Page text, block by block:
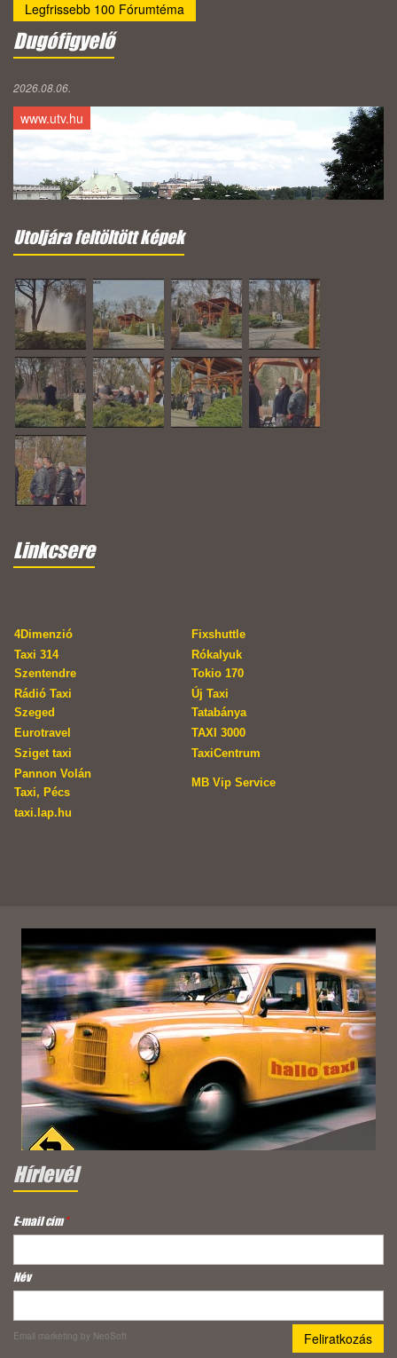
Legfrissebb 100 Fórumtéma
Dugófigyelő
2026.08.06.
www.utv.hu
Utoljára feltöltött képek
Linkcsere
4Dimenzió
Fixshuttle
Taxi 314
Szentendre
Rókalyuk
Tokio 170
Rádió Taxi
Szeged
Új Taxi
Tatabánya
Eurotravel
TAXI 3000
Sziget taxi
TaxiCentrum
Pannon Volán
Taxi, Pécs
MB Vip Service
taxi.lap.hu
Hírlevél
E-mail cím*
Név
Email marketing by NeoSoft